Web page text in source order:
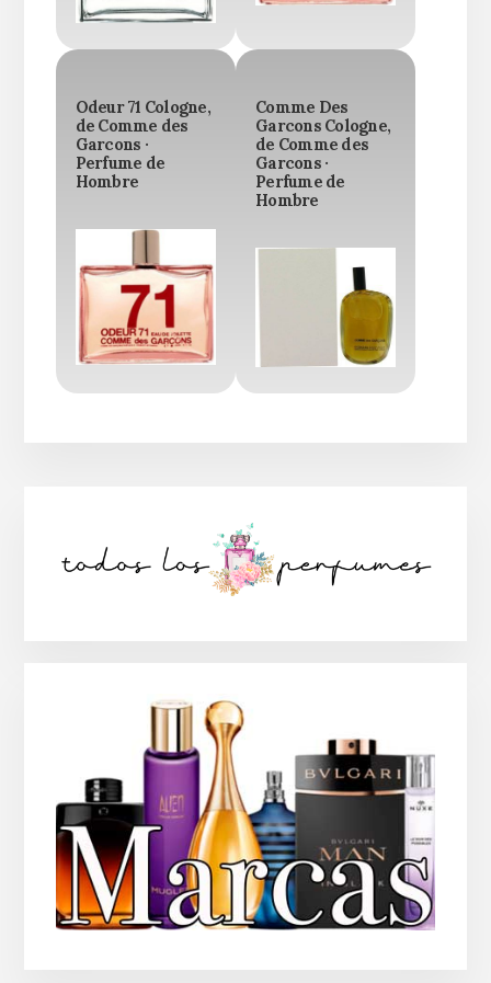
Odeur 71 Cologne,
de Comme des
Garcons ·
Perfume de
Hombre
Comme Des
Garcons Cologne,
de Comme des
Garcons ·
Perfume de
Hombre
lateral